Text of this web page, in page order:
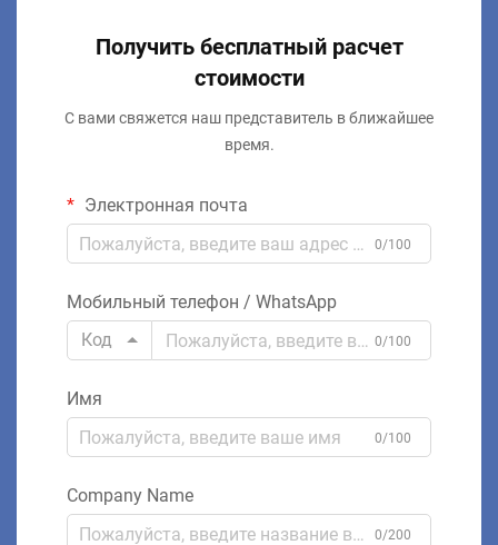
Получить бесплатный расчет
стоимости
С вами свяжется наш представитель в ближайшее
время.
Электронная почта
0/100
Мобильный телефон / WhatsApp
Код
0/100
Имя
0/100
Company Name
0/200